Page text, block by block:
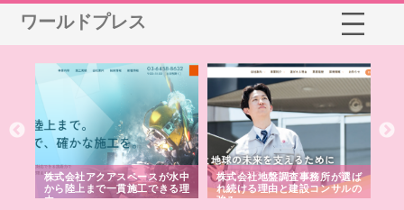
ワールドプレス
株式会社アクアスペースが水中
から陸上まで一貫施工できる理
由
株式会社地盤調査事務所が選ば
れ続ける理由と建設コンサルの
強み